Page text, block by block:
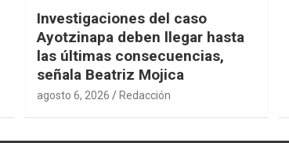
Investigaciones del caso
Ayotzinapa deben llegar hasta
las últimas consecuencias,
señala Beatriz Mojica
agosto 6, 2026 Redacción